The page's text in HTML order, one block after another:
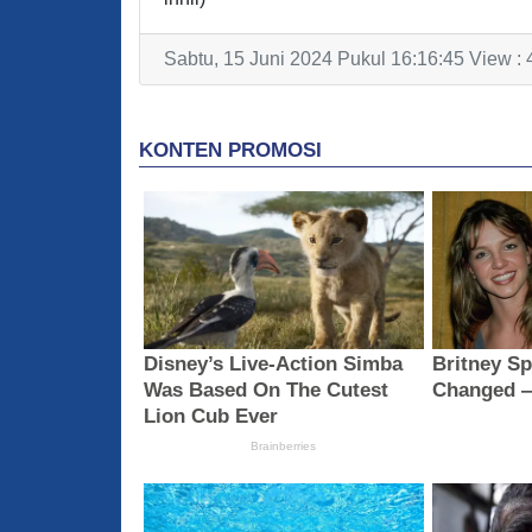
Sabtu, 15 Juni 2024 Pukul 16:16:45 View :